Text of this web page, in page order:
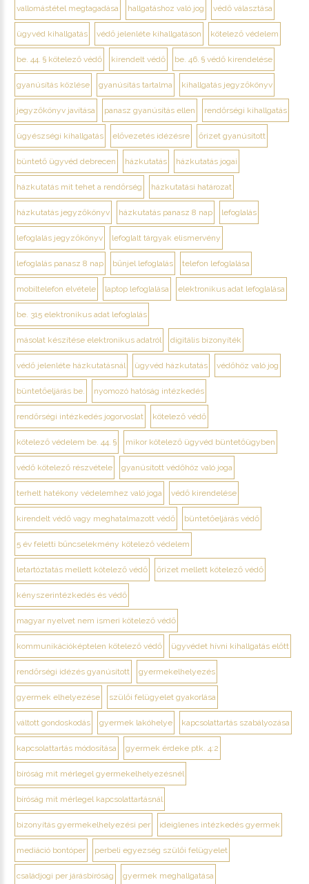
vallomástétel megtagadása hallgatáshoz való jog védő választása
ügyvéd kihallgatás védő jelenléte kihallgatáson kötelező védelem
be. 44. § kötelező védő kirendelt védő be. 46. § védő kirendelése
gyanúsítás közlése gyanúsítás tartalma kihallgatás jegyzőkönyv
jegyzőkönyv javítása panasz gyanúsítás ellen rendőrségi kihallgatás
ügyészségi kihallgatás elővezetés idézésre őrizet gyanúsított
büntető ügyvéd debrecen házkutatás házkutatás jogai
házkutatás mit tehet a rendőrség házkutatási határozat
házkutatás jegyzőkönyv házkutatás panasz 8 nap lefoglalás
lefoglalás jegyzőkönyv lefoglalt tárgyak elismervény
lefoglalás panasz 8 nap bűnjel lefoglalás telefon lefoglalása
mobiltelefon elvétele laptop lefoglalása elektronikus adat lefoglalása
be. 315 elektronikus adat lefoglalás
másolat készítése elektronikus adatról digitális bizonyíték
védő jelenléte házkutatásnál ügyvéd házkutatás védőhöz való jog
büntetőeljárás be. nyomozó hatóság intézkedés
rendőrségi intézkedés jogorvoslat kötelező védő
kötelező védelem be. 44. § mikor kötelező ügyvéd büntetőügyben
védő kötelező részvétele gyanúsított védőhöz való joga
terhelt hatékony védelemhez való joga védő kirendelése
kirendelt védő vagy meghatalmazott védő büntetőeljárás védő
5 év feletti bűncselekmény kötelező védelem
letartóztatás mellett kötelező védő őrizet mellett kötelező védő
kényszerintézkedés és védő
magyar nyelvet nem ismeri kötelező védő
kommunikációképtelen kötelező védő ügyvédet hívni kihallgatás előtt
rendőrségi idézés gyanúsított gyermekelhelyezés
gyermek elhelyezése szülői felügyelet gyakorlása
váltott gondoskodás gyermek lakóhelye kapcsolattartás szabályozása
kapcsolattartás módosítása gyermek érdeke ptk. 4:2
bíróság mit mérlegel gyermekelhelyezésnél
bíróság mit mérlegel kapcsolattartásnál
bizonyítás gyermekelhelyezési per ideiglenes intézkedés gyermek
mediáció bontóper perbeli egyezség szülői felügyelet
családjogi per járásbíróság gyermek meghallgatása